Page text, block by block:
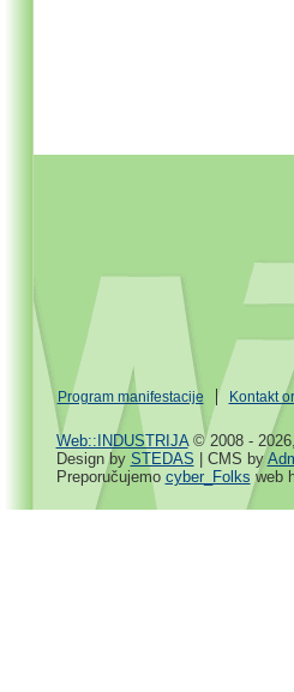
Program manifestacije Kontakt
Web::INDUSTRIJA© 2008 - 2026,
Design by STEDAS | CMS by
Preporučujemo cyber_Folks web